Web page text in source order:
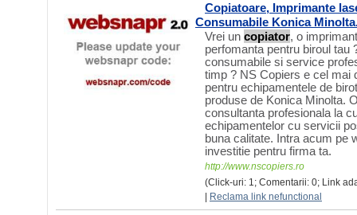
Copiatoare, Imprimante
Consumabile Konica
Vrei un copiator, o
perfomanta pentru biroul tau
consumabile si service
timp ? NS Copiers e cel mai
pentru echipamentele de
produse de Konica Minolta.
consultanta profesionala la
echipamentelor cu servicii
buna calitate. Intra acum pe
investitie pentru firma ta.
http://www.nscopiers.ro
(Click-uri: 1; Comentarii: 0; Link
Reclama link nefunctional